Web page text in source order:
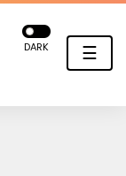
☰
DARK